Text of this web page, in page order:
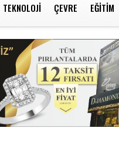
TEKNOLOJI ÇEVRE EĞITIM